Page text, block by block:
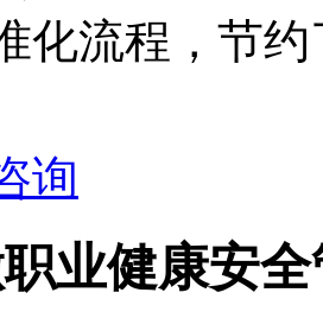
化流程，节
询
业健康安